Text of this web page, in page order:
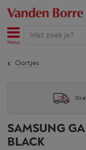
Menu
Oortjes
SAMSUNG
BLACK